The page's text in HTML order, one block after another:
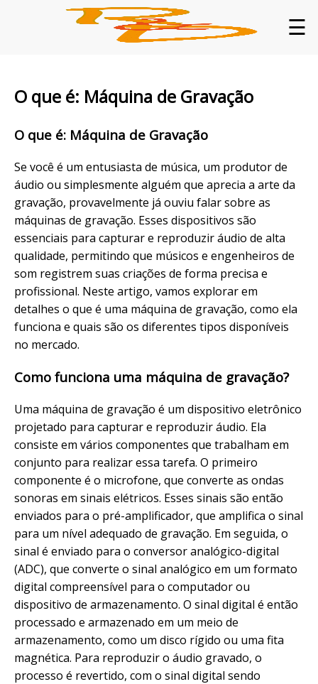
☰
O que é: Máquina de Gravação
O que é: Máquina de Gravação
Se você é um entusiasta de música, um produtor de
áudio ou simplesmente alguém que aprecia a arte da
gravação, provavelmente já ouviu falar sobre as
máquinas de gravação. Esses dispositivos são
essenciais para capturar e reproduzir áudio de alta
qualidade, permitindo que músicos e engenheiros de
som registrem suas criações de forma precisa e
profissional. Neste artigo, vamos explorar em
detalhes o que é uma máquina de gravação, como ela
funciona e quais são os diferentes tipos disponíveis
no mercado.
Como funciona uma máquina de gravação?
Uma máquina de gravação é um dispositivo eletrônico
projetado para capturar e reproduzir áudio. Ela
consiste em vários componentes que trabalham em
conjunto para realizar essa tarefa. O primeiro
componente é o microfone, que converte as ondas
sonoras em sinais elétricos. Esses sinais são então
enviados para o pré-amplificador, que amplifica o sinal
para um nível adequado de gravação. Em seguida, o
sinal é enviado para o conversor analógico-digital
(ADC), que converte o sinal analógico em um formato
digital compreensível para o computador ou
dispositivo de armazenamento. O sinal digital é então
processado e armazenado em um meio de
armazenamento, como um disco rígido ou uma fita
magnética. Para reproduzir o áudio gravado, o
processo é revertido, com o sinal digital sendo